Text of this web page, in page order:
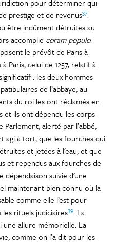
pour déterminer qui
prestige et de revenus37.
être indûment détruites au
accomplie coram populo.
le prévôt de Paris à
Paris, celui de 1257, relatif à
: les deux hommes
de l’abbaye, au
du roi les ont réclamés en
et ils ont dépendu les corps
alerté par l’abbé,
agi à tort, que les fourches qui
et jetées à l’eau, et que
et rependus aux fourches de
dépendaison suivie d’une
maintenant bien connu où la
comme elle l’est pour
rituels judiciaires39. La
une allure mémorielle. La
comme on l’a dit pour les